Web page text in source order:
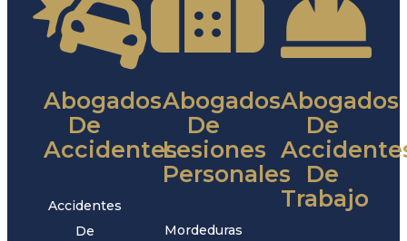
Abogados
De
Accidentes
Accidentes
De
Abogados
De
Lesiones
Personales
Mordeduras
Abogados
De
De
Trabajo